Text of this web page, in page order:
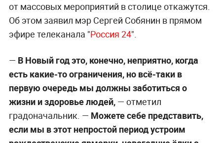
от массовых мероприятий в столице откажутся.
Об этом заявил мэр Сергей Собянин в прямом
эфире телеканала "Россия 24".
— В Новый год это, конечно, неприятно, когда
есть какие-то ограничения, но всё-таки в
первую очередь мы должны заботиться о
жизни и здоровье людей,— отметил
градоначальник. — Можете себе представить,
если мы в этот непростой период устроим